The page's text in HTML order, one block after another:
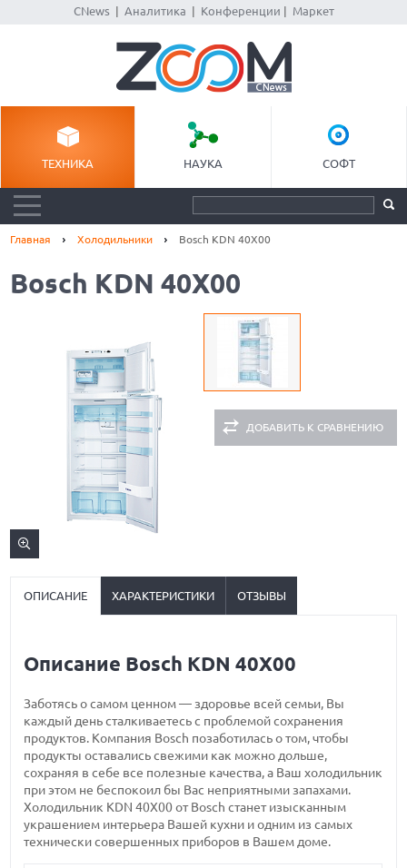
CNews| Аналитика Конференции Маркет
ТЕХНИКА НАУКА СОФТ
Главная Холодильники Bosch KDN 40X00
Bosch KDN 40X00
ДОБАВИТЬ К СРАВНЕНИЮ
ОПИСАНИЕ ХАРАКТЕРИСТИКИ ОТЗЫВЫ
Описание Bosch KDN 40X00
Заботясь о самом ценном — здоровье всей семьи, Вы
каждый день сталкиваетесь с проблемой сохранения
продуктов. Компания Bosch позаботилась о том, чтобы
продукты оставались свежими как можно дольше,
сохраняя в себе все полезные качества, а Ваш холодильник
при этом не беспокоил бы Вас неприятными запахами.
Холодильник KDN 40X00 от Bosch станет изысканным
украшением интерьера Вашей кухни и одним из самых
технически совершенных приборов в Вашем доме.